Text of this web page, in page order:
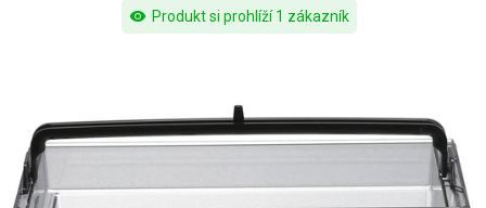
visibility Produkt si prohlíží 1 zákazník